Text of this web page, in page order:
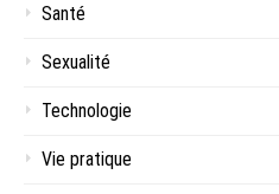
Santé
Sexualité
Technologie
Vie pratique